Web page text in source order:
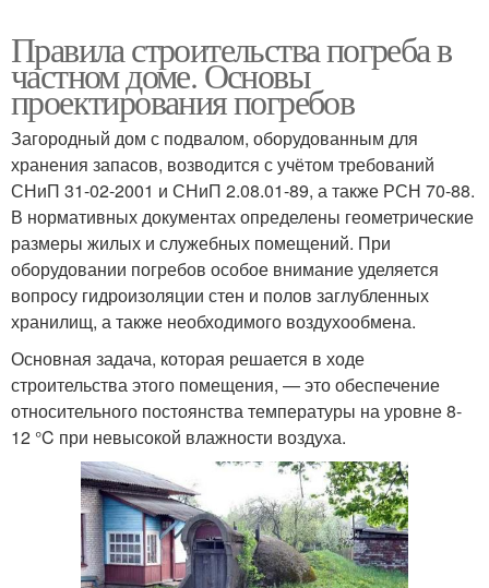
Правила строительства погреба в
частном доме. Основы
проектирования погребов
Загородный дом с подвалом, оборудованным для
хранения запасов, возводится с учётом требований
СНиП 31-02-2001 и СНиП 2.08.01-89, а также РСН 70-88.
В нормативных документах определены геометрические
размеры жилых и служебных помещений. При
оборудовании погребов особое внимание уделяется
вопросу гидроизоляции стен и полов заглубленных
хранилищ, а также необходимого воздухообмена.
Основная задача, которая решается в ходе
строительства этого помещения, — это обеспечение
относительного постоянства температуры на уровне 8-
12 °C при невысокой влажности воздуха.